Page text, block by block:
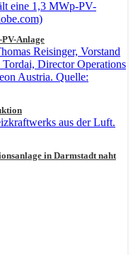
Anlage
in Darmstadt naht